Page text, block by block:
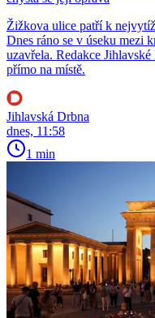
Žižkova ulice patří k
Dnes ráno se v úseku mezi
uzavřela. Redakce
přímo na místě.
Jihlavská Drbna
dnes, 11:58
1 min